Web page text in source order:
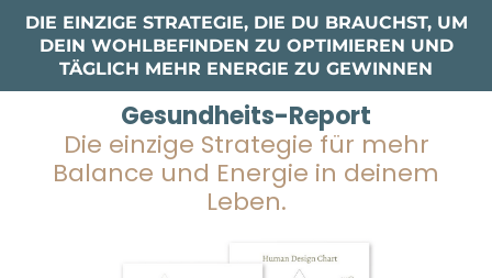
DIE EINZIGE STRATEGIE, DIE DU BRAUCHST, UM
DEIN WOHLBEFINDEN ZU OPTIMIEREN UND
TÄGLICH MEHR ENERGIE ZU GEWINNEN
Gesundheits-Report
Die einzige Strategie für mehr
Balance und Energie in deinem
Leben.